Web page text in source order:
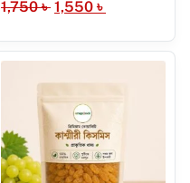
1,750৳ 1,550 ৳